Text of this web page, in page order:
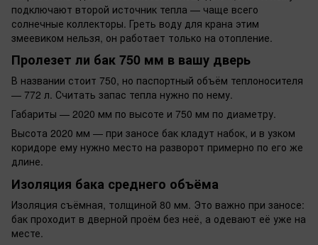
подключают второй источник тепла — чаще всего
солнечные коллекторы. Греть воду для крана этим
змеевиком нельзя, он работает только на отопление.
Пролезет ли бак 750 мм в вашу дверь
В названии стоит 750, но паспортный объём теплоносителя
— 772 л. Считать запас тепла нужно по нему.
Габариты — 2020 мм по высоте и 750 мм по диаметру.
Высота 2020 мм — при заносе бак кладут набок, и в узком
коридоре ему нужно место на разворот примерно по его же
длине.
Изоляция бака среднего объёма
Изоляция съёмная, толщиной 80 мм. Это важно при заносе:
бак проходит в дверной проём без неё, а одевают её уже на
месте.